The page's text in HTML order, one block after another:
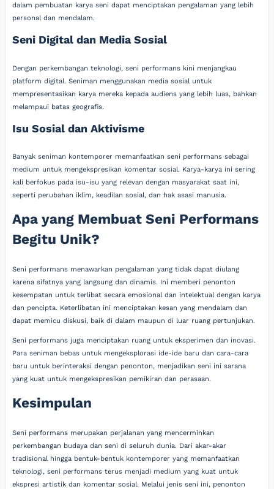
dalam pembuatan karya seni dapat menciptakan pengalaman yang lebih
personal dan mendalam.
Seni Digital dan Media Sosial
Dengan perkembangan teknologi, seni performans kini menjangkau
platform digital. Seniman menggunakan media sosial untuk
mempresentasikan karya mereka kepada audiens yang lebih luas, bahkan
melampaui batas geografis.
Isu Sosial dan Aktivisme
Banyak seniman kontemporer memanfaatkan seni performans sebagai
medium untuk mengekspresikan komentar sosial. Karya-karya ini sering
kali berfokus pada isu-isu yang relevan dengan masyarakat saat ini,
seperti perubahan iklim, keadilan sosial, dan hak asasi manusia.
Apa yang Membuat Seni Performans
Begitu Unik?
Seni performans menawarkan pengalaman yang tidak dapat diulang
karena sifatnya yang langsung dan dinamis. Ini memberi penonton
kesempatan untuk terlibat secara emosional dan intelektual dengan karya
dan pencipta. Keterlibatan ini menciptakan kesan yang mendalam dan
dapat memicu diskusi, baik di dalam maupun di luar ruang pertunjukan.
Seni performans juga menciptakan ruang untuk eksperimen dan inovasi.
Para seniman bebas untuk mengeksplorasi ide-ide baru dan cara-cara
baru untuk berinteraksi dengan penonton, menjadikan seni ini sarana
yang kuat untuk mengekspresikan pemikiran dan perasaan.
Kesimpulan
Seni performans merupakan perjalanan yang mencerminkan
perkembangan budaya dan seni di seluruh dunia. Dari akar-akar
tradisional hingga bentuk-bentuk kontemporer yang memanfaatkan
teknologi, seni performans terus menjadi medium yang kuat untuk
ekspresi artistik dan komentar sosial. Melalui jenis seni ini, penonton